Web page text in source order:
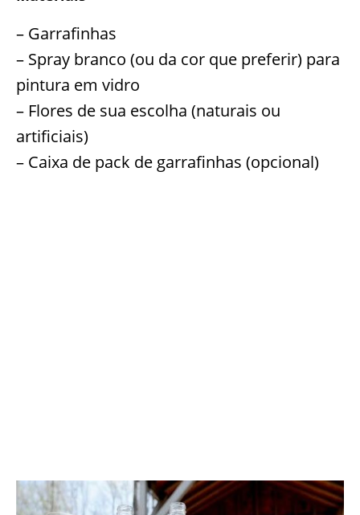
– Garrafinhas
– Spray branco (ou da cor que preferir) para
pintura em vidro
– Flores de sua escolha (naturais ou
artificiais)
– Caixa de pack de garrafinhas (opcional)